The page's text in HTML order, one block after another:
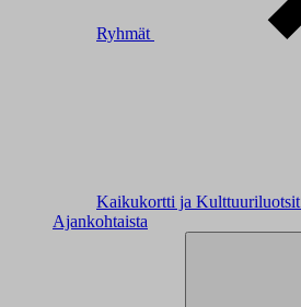
Ryhmät
Kaikukortti ja Kulttuuriluotsit
Ajankohtaista